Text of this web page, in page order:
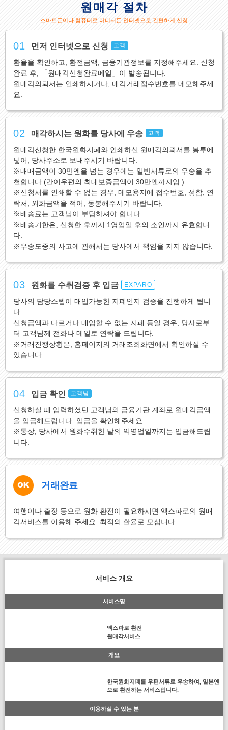
원매각 절차
스마트폰이나 컴퓨터로 어디서든 인터넷으로 간편하게 신청
01 먼저 인터넷으로 신청 고객
환율을 확인하고, 환전금액, 금융기관정보를 지정해주세요. 신청
완료 후, 「원매각신청완료메일」이 발송됩니다.
원매각의뢰서는 인쇄하시거나, 매각거래접수번호를 메모해주세
요.
02 매각하시는 원화를 당사에 우송 고객
원매각신청한 한국원화지폐와 인쇄하신 원매각의뢰서를 봉투에
넣어, 당사주소로 보내주시기 바랍니다.
※매매금액이 30만엔을 넘는 경우에는 일반서류로의 우송을 추
천합니다.(간이우편의 최대보증금액이 30만엔까지임.)
※신청서를 인쇄할 수 없는 경우, 메모용지에 접수번호, 성함, 연
락처, 외화금액을 적어, 동봉해주시기 바랍니다.
※배송료는 고객님이 부담하셔야 합니다.
※배송기한은, 신청한 후까지 1영업일 후의 소인까지 유효합니
다.
※우송도중의 사고에 관해서는 당사에서 책임을 지지 않습니다.
03 원화를 수취검증 후 입금 EXPARO
당사의 담당스텝이 매입가능한 지폐인지 검증을 진행하게 됩니
다.
신청금액과 다르거나 매입할 수 없는 지폐 등일 경우, 당사로부
터 고객님께 전화나 메일로 연락을 드립니다.
※거래진행상황은, 홈페이지의 거래조회화면에서 확인하실 수
있습니다.
04 입금 확인 고객님
신청하실 때 입력하셨던 고객님의 금융기관 계좌로 원매각금액
을 입금해드립니다. 입금을 확인해주세요 .
※통상, 당사에서 원화수취한 날의 익영업일까지는 입금해드립
니다.
거래완료
여행이나 출장 등으로 원화 환전이 필요하시면 엑스파로의 원매
각서비스를 이용해 주세요. 최적의 환율로 모십니다.
서비스 개요
서비스명
엑스파로 환전
원매각서비스
개요
한국원화지폐를 우편서류로 우송하여, 일본엔
으로 환전하는 서비스입니다.
이용하실 수 있는 분